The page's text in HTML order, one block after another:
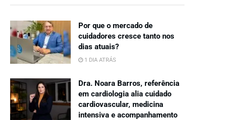
Por que o mercado de
cuidadores cresce tanto nos
dias atuais?
1 DIA ATRÁS
Dra. Noara Barros, referência
em cardiologia alia cuidado
cardiovascular, medicina
intensiva e acompanhamento